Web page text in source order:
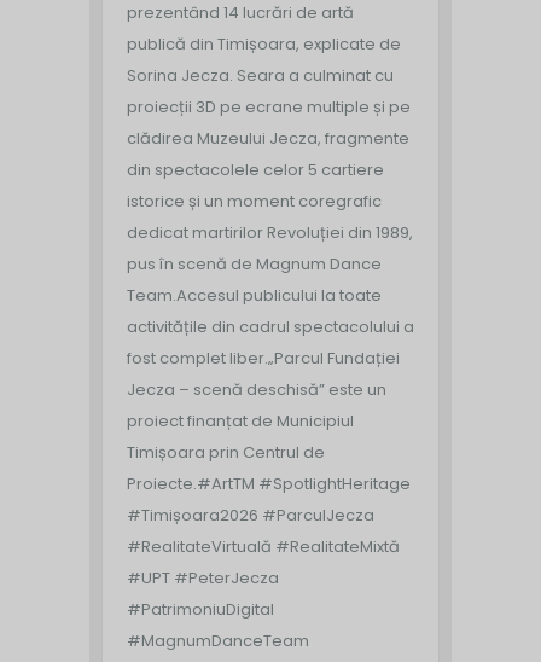
prezentând 14 lucrări de artă
publică din Timișoara, explicate de
Sorina Jecza. Seara a culminat cu
proiecții 3D pe ecrane multiple și pe
clădirea Muzeului Jecza, fragmente
din spectacolele celor 5 cartiere
istorice și un moment coregrafic
dedicat martirilor Revoluției din 1989,
pus în scenă de Magnum Dance
Team.Accesul publicului la toate
activitățile din cadrul spectacolului a
fost complet liber.„Parcul Fundației
Jecza – scenă deschisă” este un
proiect finanțat de Municipiul
Timișoara prin Centrul de
Proiecte.#ArtTM #SpotlightHeritage
#Timișoara2026 #ParculJecza
#RealitateVirtuală #RealitateMixtă
#UPT #PeterJecza
#PatrimoniuDigital
#MagnumDanceTeam